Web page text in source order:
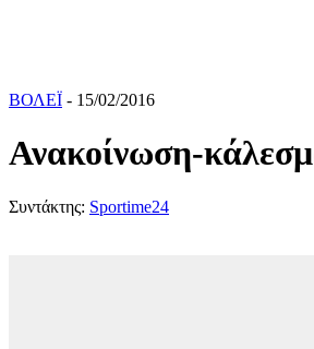
ΒΟΛΕΪ - 15/02/2016
Ανακοίνωση-
Συντάκτης: Sportime24